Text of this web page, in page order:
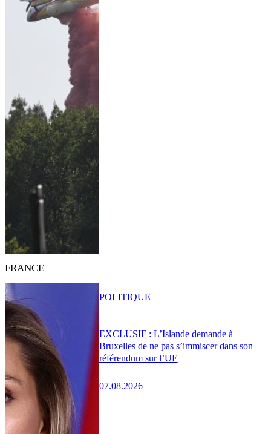
FRANCE
EXCLUSIF : L’Islande demande à
Bruxelles de ne pas s’immiscer dans son
référendum sur l’UE
07.08.2026
POLITIQUE